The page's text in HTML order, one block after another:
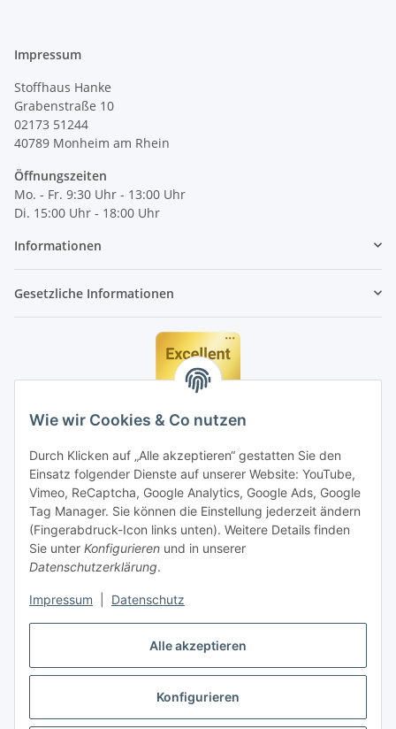
Alle akzeptieren
Konfigurieren
Wie wir Cookies & Co nutzen
Durch Klicken auf „Alle akzeptieren“ gestatten Sie den
Einsatz folgender Dienste auf unserer Website: YouTube,
Vimeo, ReCaptcha, Google Analytics, Google Ads, Google
Tag Manager. Sie können die Einstellung jederzeit ändern
(Fingerabdruck-Icon links unten). Weitere Details finden
Sie unter Konfigurieren und in unserer
Datenschutzerklärung.
Impressum Datenschutz
Impressum
Stoffhaus Hanke
Grabenstraße 10
02173 51244
40789 Monheim am Rhein
Öffnungszeiten
Mo. - Fr. 9:30 Uhr - 13:00 Uhr
Di. 15:00 Uhr - 18:00 Uhr
Informationen
Gesetzliche Informationen
Vertrag widerrufen